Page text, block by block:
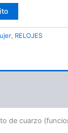
, RELOJES
de cuarzo